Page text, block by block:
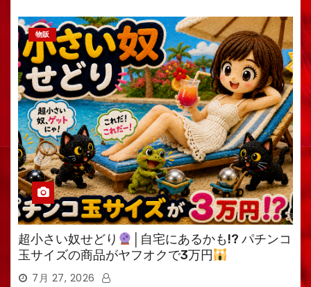
物販
超小さい奴せどり
│自宅にあるかも!? パチンコ
玉サイズの商品がヤフオクで3万円
7月 27, 2026